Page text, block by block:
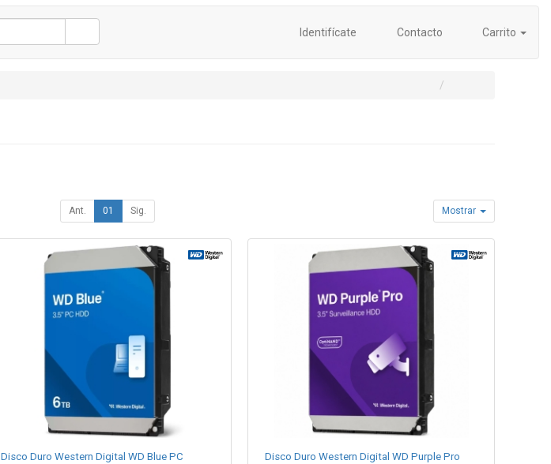
Identifícate Contacto Carrito
Ant. 01 Sig. Mostrar
Disco Duro Western Digital WD Blue PC
Disco Duro Western Digital WD Purple Pro